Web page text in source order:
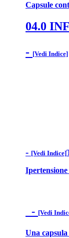
Capsule
04.0
- [Vedi Indice]
- [Vedi Indice]
- [Vedi
Una